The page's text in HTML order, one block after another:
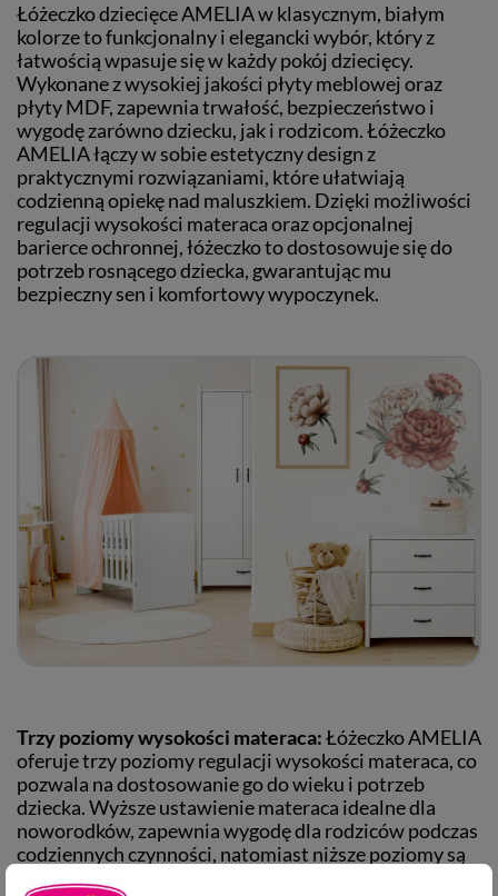
Łóżeczko dziecięce AMELIA w klasycznym, białym
kolorze to funkcjonalny i elegancki wybór, który z
łatwością wpasuje się w każdy pokój dziecięcy.
Wykonane z wysokiej jakości płyty meblowej oraz
płyty MDF, zapewnia trwałość, bezpieczeństwo i
wygodę zarówno dziecku, jak i rodzicom. Łóżeczko
AMELIA łączy w sobie estetyczny design z
praktycznymi rozwiązaniami, które ułatwiają
codzienną opiekę nad maluszkiem. Dzięki możliwości
regulacji wysokości materaca oraz opcjonalnej
barierce ochronnej, łóżeczko to dostosowuje się do
potrzeb rosnącego dziecka, gwarantując mu
bezpieczny sen i komfortowy wypoczynek.
Trzy poziomy wysokości materaca:Łóżeczko AMELIA
oferuje trzy poziomy regulacji wysokości materaca, co
pozwala na dostosowanie go do wieku i potrzeb
dziecka. Wyższe ustawienie materaca idealne dla
noworodków, zapewnia wygodę dla rodziców podczas
codziennych czynności, natomiast niższe poziomy są
odpowiednie dla starszych, bardziej ruchliwych dzieci,